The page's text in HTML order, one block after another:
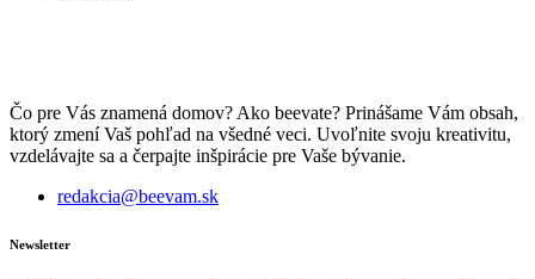
Čo pre Vás znamená domov? Ako beevate? Prinášame Vám obsah,
ktorý zmení Vaš pohľad na všedné veci. Uvoľnite svoju kreativitu,
vzdelávajte sa a čerpajte inšpirácie pre Vaše bývanie.
redakcia@beevam.sk
Newsletter